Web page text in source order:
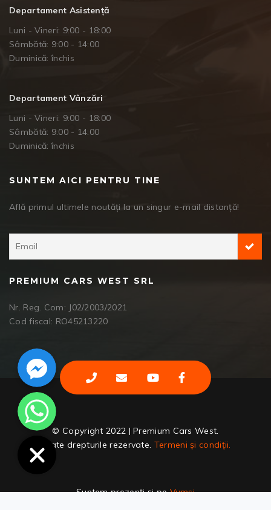
Departament Asistență
Luni - Vineri: 9:00 - 18:00
Sâmbătă: 9:00 - 14:00
Duminică: închis
Departament Vânzări
Luni - Vineri: 9:00 - 18:00
Sâmbătă: 9:00 - 14:00
Duminică: închis
SUNTEM AICI PENTRU TINE
Află primul ultimele noutăți la un singur e-mail distanță!
PREMIUM CARS WEST SRL
Nr. Reg. Com: J02/2003/2021
Cod fiscal: RO45213220
© Copyright 2022 | Premium Cars West.
Toate drepturile rezervate. Termeni și condiții.
Suntem prezenți și peVumsi
Facebook Messenger
WhatsApp